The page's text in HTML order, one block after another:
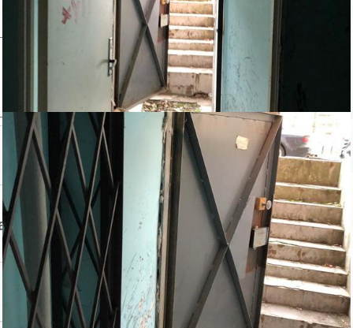
Контактный телефон: